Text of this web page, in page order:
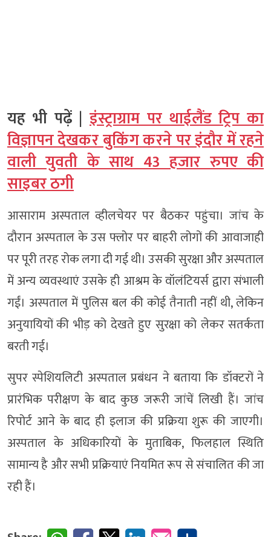
यह भी पढ़ें | इंस्ट्राग्राम पर थाईलैंड ट्रिप का
विज्ञापन देखकर बुकिंग करने पर इंदौर में रहने
वाली युवती के साथ 43 हजार रुपए की
साइबर ठगी
आसाराम अस्पताल व्हीलचेयर पर बैठकर पहुंचा। जांच के
दौरान अस्पताल के उस फ्लोर पर बाहरी लोगों की आवाजाही
पर पूरी तरह रोक लगा दी गई थी। उसकी सुरक्षा और अस्पताल
में अन्य व्यवस्थाएं उसके ही आश्रम के वॉलंटियर्स द्वारा संभाली
गईं। अस्पताल में पुलिस बल की कोई तैनाती नहीं थी, लेकिन
अनुयायियों की भीड़ को देखते हुए सुरक्षा को लेकर सतर्कता
बरती गई।
सुपर स्पेशियलिटी अस्पताल प्रबंधन ने बताया कि डॉक्टरों ने
प्रारंभिक परीक्षण के बाद कुछ जरूरी जांचें लिखी हैं। जांच
रिपोर्ट आने के बाद ही इलाज की प्रक्रिया शुरू की जाएगी।
अस्पताल के अधिकारियों के मुताबिक, फिलहाल स्थिति
सामान्य है और सभी प्रक्रियाएं नियमित रूप से संचालित की जा
रही हैं।